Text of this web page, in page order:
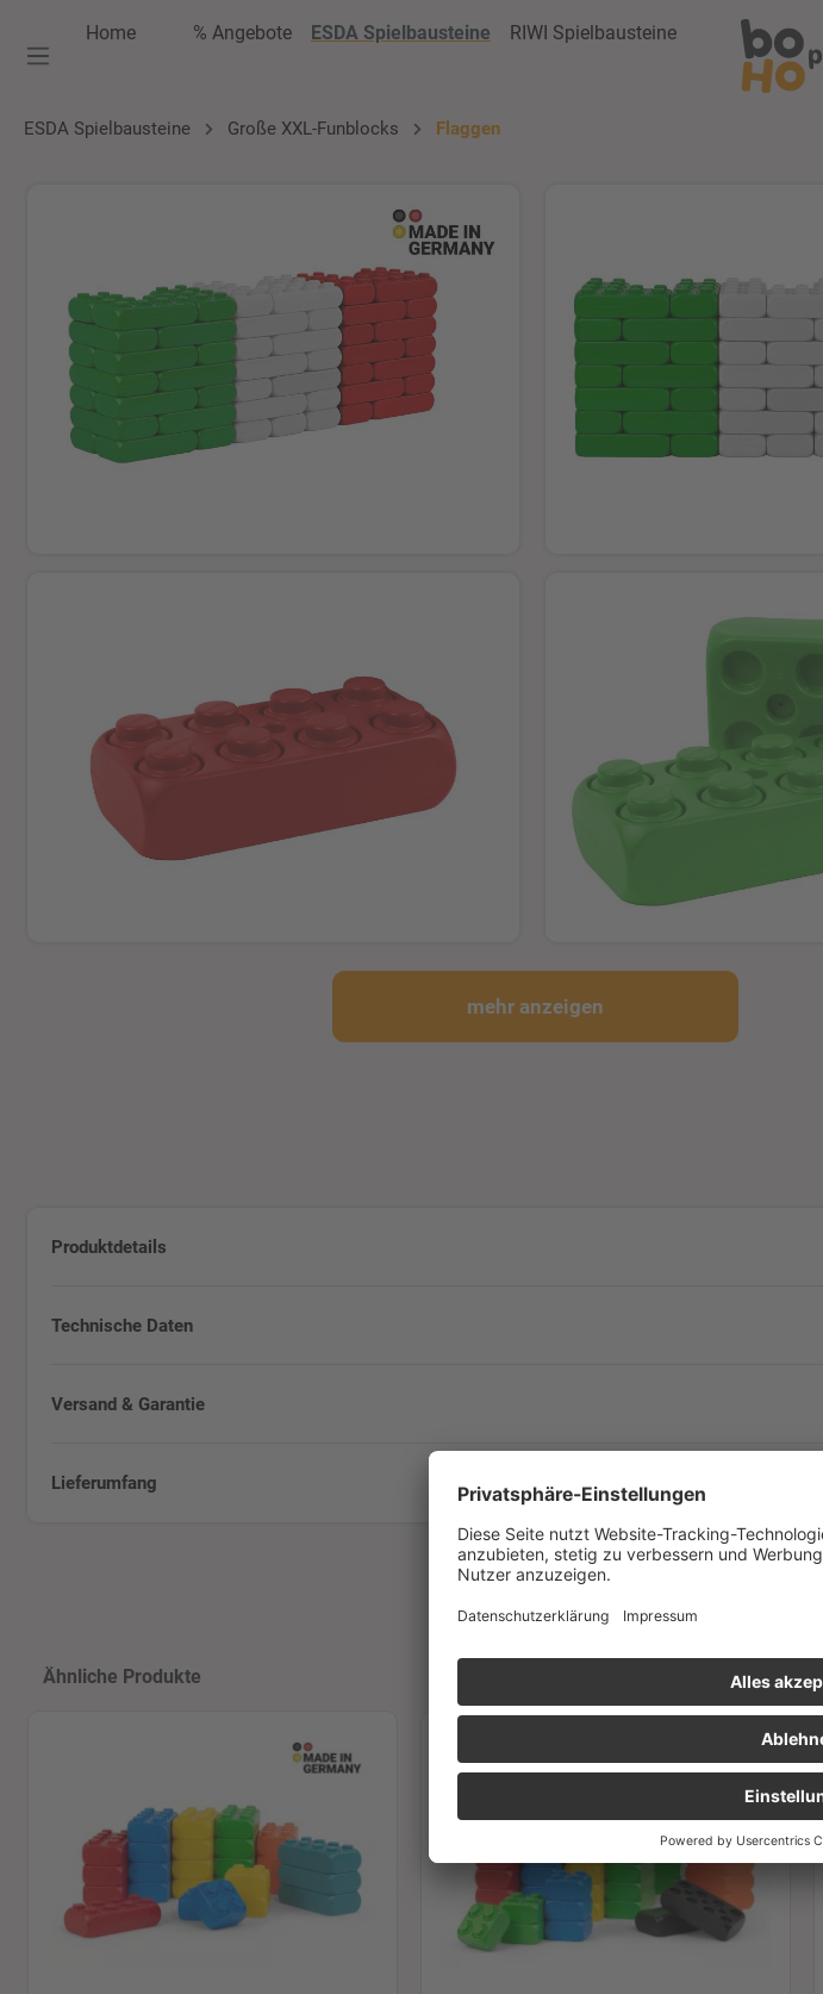
Zur Hauptnavigation springen
Home % Angebote ESDA Spielbausteine RIWI Spielbausteine
ESDA Spielbausteine Große XXL-Funblocks Flaggen
mehr anzeigen
Produktdetails
Technische Daten
Versand & Garantie
Lieferumfang
Ähnliche Produkte